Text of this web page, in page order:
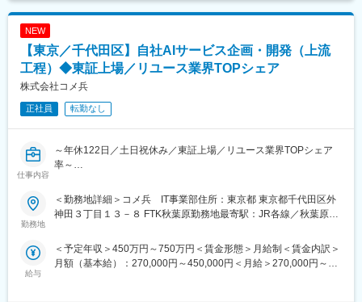
★質の高い体験価値を旅行という形でお客様に提供できる、やり
■就業環境
・年間休日125日、完全週休2日制、土日祝休
・残業月平均20時間程度
・在宅制度有
・京都本社、もしくは東京オフィスでの採用となります。
・将来的に、海外での調査・業務提携・現地チームの立上げなど
のための海外出張があります。また、ご本人の希望があれば、現
・残業平均13.2h/月、有給取得や遅刻早退をしやすい（育児をし
徴があります。個人の状況にあわせて最適な環境で働いていただ
ける環境です。
■同社について：
結婚指輪を検討される国内のお客様はもちろん、海外からも高く
身につけたことをきっかけに注目され、その後2020年度まで5年
連続で授賞式において著名な女優に身につけられています。その
NEW
【東京／千代田区】自社AIサービス企画・開発（上流
工程）◆東証上場／リユース業界TOPシェア
株式会社コメ兵
正社員 転勤なし
仕事内容
～年休122日／土日祝休み／東証上場／リユース業界TOPシェア
率～
ション～
の変化に伴いAI技術や大量をデーターを有効活用して自社独自の
サービス企画・運用を取り組んでおります。そのため更なる事業
勤務地
＜勤務地詳細＞コメ兵 IT事業部住所：東京都 東京都千代田区外
神田３丁目１３－８ FTK秋葉原勤務地最寄駅：JR各線／秋葉原駅
給与
＜予定年収＞450万円～750万円＜賃金形態＞月給制＜賃金内訳＞
月額（基本給）：270,000円～450,000円＜月給＞270,000円～